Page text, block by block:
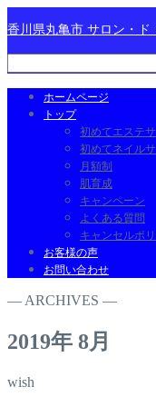
香川県丸亀市 サロン・
ホームページ
トップ
初めてエステ
初めてネイル
月額制
肌育成
キャンペーン
よくある質問
キャンセルポ
お客様の声
お問い合わせ
― ARCHIVES ―
2019年 8月
wish